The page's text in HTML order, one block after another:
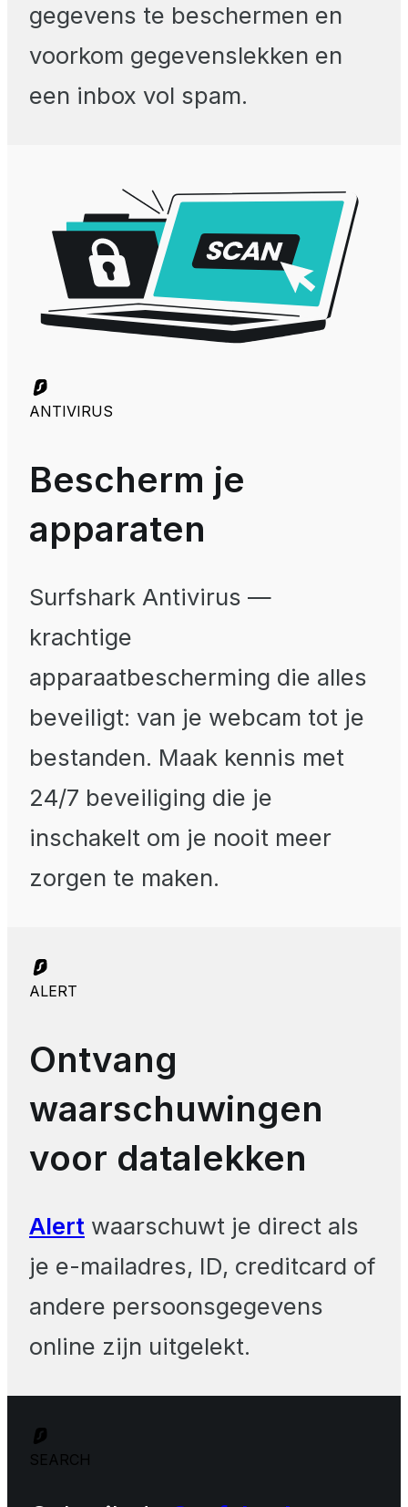
gegevens te beschermen en
voorkom gegevenslekken en
een inbox vol spam.
ANTIVIRUS
Bescherm je
apparaten
Surfshark Antivirus —
krachtige
apparaatbescherming die alles
beveiligt: van je webcam tot je
bestanden. Maak kennis met
24/7 beveiliging die je
inschakelt om je nooit meer
zorgen te maken.
ALERT
Ontvang
waarschuwingen
voor datalekken
Alertwaarschuwt je direct als
je e-mailadres, ID, creditcard of
andere persoonsgegevens
online zijn uitgelekt.
SEARCH